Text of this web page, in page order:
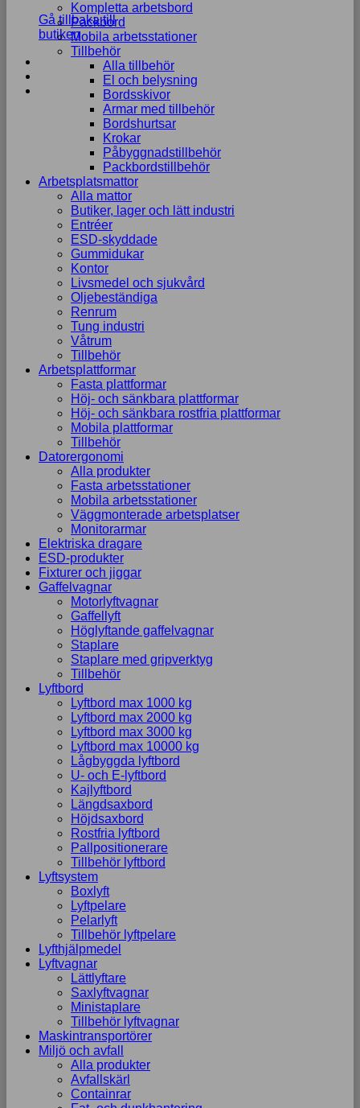
Gå tillbaka till
butiken
Kompletta arbetsbord
Packbord
Mobila arbetsstationer
Tillbehör
Alla tillbehör
El och belysning
Bordsskivor
Armar med tillbehör
Bordshurtsar
Krokar
Påbyggnadstillbehör
Packbordstillbehör
Arbetsplatsmattor
Alla mattor
Butiker, lager och lätt industri
Entréer
ESD-skyddade
Gummidukar
Kontor
Livsmedel och sjukvård
Oljebeständiga
Renrum
Tung industri
Våtrum
Tillbehör
Arbetsplattformar
Fasta plattformar
Höj- och sänkbara plattformar
Höj- och sänkbara rostfria plattformar
Mobila plattformar
Tillbehör
Datorergonomi
Alla produkter
Fasta arbetsstationer
Mobila arbetsstationer
Väggmonterade arbetsplatser
Monitorarmar
Elektriska dragare
ESD-produkter
Fixturer och jiggar
Gaffelvagnar
Motorlyftvagnar
Gaffellyft
Höglyftande gaffelvagnar
Staplare
Staplare med gripverktyg
Tillbehör
Lyftbord
Lyftbord max 1000 kg
Lyftbord max 2000 kg
Lyftbord max 3000 kg
Lyftbord max 10000 kg
Lågbyggda lyftbord
U- och E-lyftbord
Kajlyftbord
Längdsaxbord
Höjdsaxbord
Rostfria lyftbord
Pallpositionerare
Tillbehör lyftbord
Lyftsystem
Boxlyft
Lyftpelare
Pelarlyft
Tillbehör lyftpelare
Lyfthjälpmedel
Lyftvagnar
Lättlyftare
Saxlyftvagnar
Ministaplare
Tillbehör lyftvagnar
Maskintransportörer
Miljö och avfall
Alla produkter
Avfallskärl
Containrar